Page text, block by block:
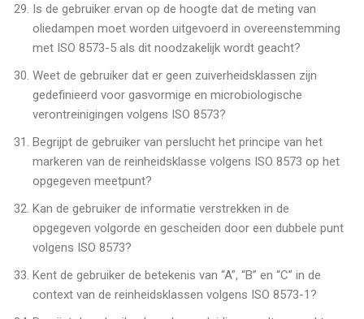
Is de gebruiker ervan op de hoogte dat de meting van
oliedampen moet worden uitgevoerd in overeenstemming
met ISO 8573-5 als dit noodzakelijk wordt geacht?
Weet de gebruiker dat er geen zuiverheidsklassen zijn
gedefinieerd voor gasvormige en microbiologische
verontreinigingen volgens ISO 8573?
Begrijpt de gebruiker van perslucht het principe van het
markeren van de reinheidsklasse volgens ISO 8573 op het
opgegeven meetpunt?
Kan de gebruiker de informatie verstrekken in de
opgegeven volgorde en gescheiden door een dubbele punt
volgens ISO 8573?
Kent de gebruiker de betekenis van “A”, “B” en “C” in de
context van de reinheidsklassen volgens ISO 8573-1?